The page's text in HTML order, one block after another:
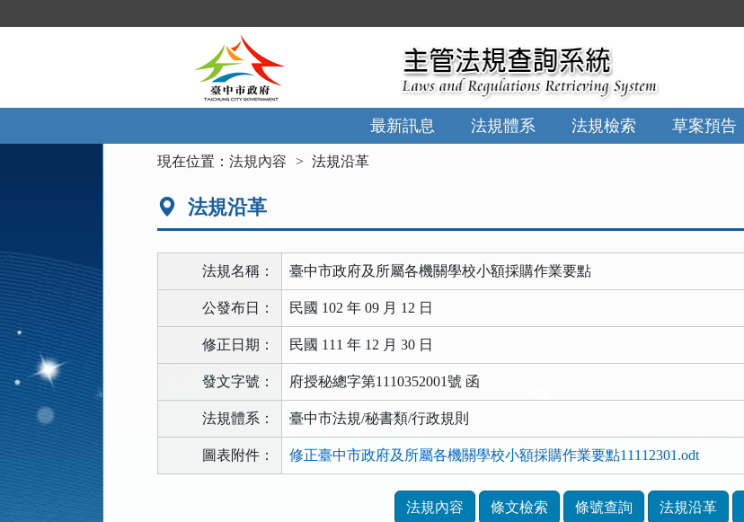
到
最新訊息 法規體系 法規檢索 草案預告
現在位置：法規內容 法規沿革
法規沿革
法規名稱： 臺中市政府及所屬各機關學校小額採購作業要點
公發布日： 民國 102 年 09 月 12 日
修正日期： 民國 111 年 12 月 30 日
發文字號： 府授秘總字第1110352001號 函
法規體系： 臺中市法規/秘書類/行政規則
圖表附件： 修正臺中市政府及所屬各機關學校小額採購作業要點11112301.odt
法規內容 條文檢索 條號查詢 法規沿革